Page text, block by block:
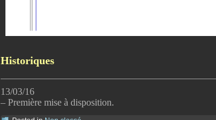
Historiques
13/03/16
– Première mise à disposition.